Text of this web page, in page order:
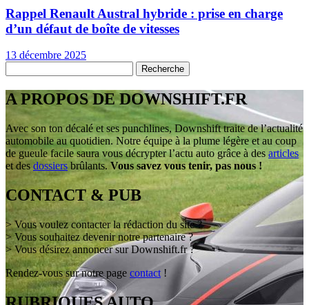
Rappel Renault Austral hybride : prise en charge
d’un défaut de boîte de vitesses
13 décembre 2025
A PROPOS DE DOWNSHIFT.FR
Avec son ton décalé et ses punchlines, Downshift traite de l’actualité
automobile au quotidien. Notre équipe à la plume légère et au coup
de gueule facile saura vous décrypter l’actu auto grâce à des articles
et des dossiers brûlants. Vous savez vous tenir, pas nous !
CONTACT & PUB
> Vous voulez contacter la rédaction du site ?
> Vous souhaitez devenir notre partenaire ?
> Vous désirez annoncer sur Downshift.fr ?
Rendez-vous sur notre page contact !